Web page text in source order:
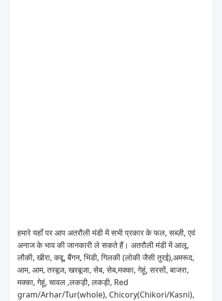
हमारे यहाँ पर आप अतरौली मंडी में सभी प्रकार के फल, सब्ज़ी, एवं
अनाज के भाव की जानकारी ले सकते हैं। अतरौली मंडी में आलू,
लौकी, खीरा, कद्दू, बैंगन, भिंडी, गिलकी (लोकी जैसी तुरई),अमरूद,
आम, आम, तरबूज, खरबूजा, सेब, सेब,मक्का, गेहूं, सरसों, बाजरा,
मक्का, गेहूं, चावल ,लकड़ी, लकड़ी, Red
gram/Arhar/Tur(whole), Chicory(Chikori/Kasni),